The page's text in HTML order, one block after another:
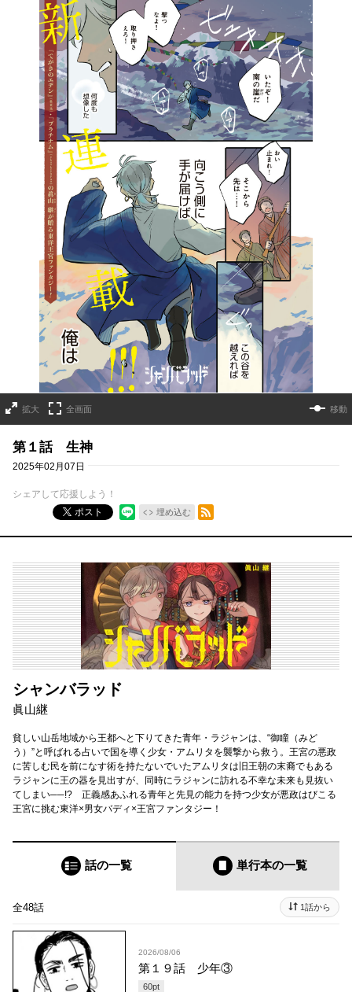
拡大 全画面 移動
第１話 生神
2025年02月07日
シェアして応援しよう！
ポスト
埋め込む
RSSフィード
シャンバラッド
眞山継
貧しい山岳地域から王都へと下りてきた青年・ラジャンは、“御瞳（みど
う）”と呼ばれる占いで国を導く少女・アムリタを襲撃から救う。王宮の悪政
に苦しむ民を前になす術を持たないでいたアムリタは旧王朝の末裔でもある
ラジャンに王の器を見出すが、同時にラジャンに訪れる不幸な未来も見抜い
てしまい──!? 正義感あふれる青年と先見の能力を持つ少女が悪政はびこる
王宮に挑む東洋×男女バディ×王宮ファンタジー！
話の一覧 単行本の一覧
全48話 1話から
2026/08/06
第１９話 少年③
60pt